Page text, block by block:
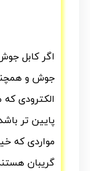
اگر کابل
جوش و
الکترودی
پایین تر
مواردی که
گریبان